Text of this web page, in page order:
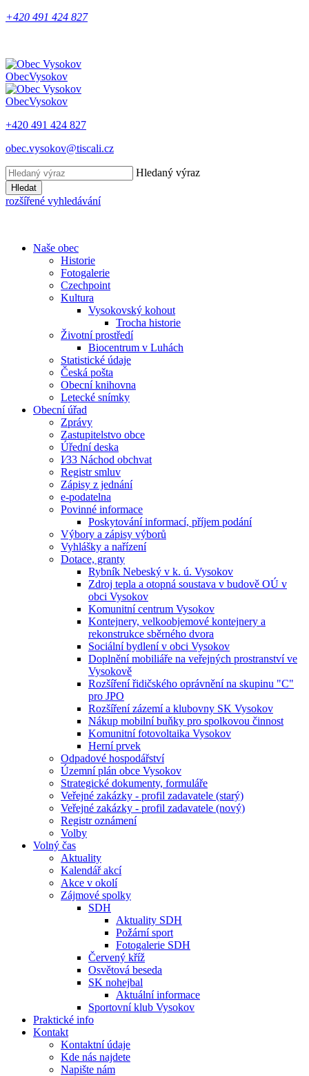
+420 491 424 827
ObecVysokov
ObecVysokov
+420 491 424 827
obec.vysokov@tiscali.cz
Hledaný výraz
Hledat
rozšířené vyhledávání
Naše obec
Historie
Fotogalerie
Czechpoint
Kultura
Vysokovský kohout
Trocha historie
Životní prostředí
Biocentrum v Luhách
Statistické údaje
Česká pošta
Obecní knihovna
Letecké snímky
Obecní úřad
Zprávy
Zastupitelstvo obce
Úřední deska
I⁄33 Náchod obchvat
Registr smluv
Zápisy z jednání
e-podatelna
Povinné informace
Poskytování informací, příjem podání
Výbory a zápisy výborů
Vyhlášky a nařízení
Dotace, granty
Rybník Nebeský v k. ú. Vysokov
Zdroj tepla a otopná soustava v budově OÚ v
obci Vysokov
Komunitní centrum Vysokov
Kontejnery, velkoobjemové kontejnery a
rekonstrukce sběrného dvora
Sociální bydlení v obci Vysokov
Doplnění mobiliáře na veřejných prostranství ve
Vysokově
Rozšíření řidičského oprávnění na skupinu "C"
pro JPO
Rozšíření zázemí a klubovny SK Vysokov
Nákup mobilní buňky pro spolkovou činnost
Komunitní fotovoltaika Vysokov
Herní prvek
Odpadové hospodářství
Územní plán obce Vysokov
Strategické dokumenty, formuláře
Veřejné zakázky - profil zadavatele (starý)
Veřejné zakázky - profil zadavatele (nový)
Registr oznámení
Volby
Volný čas
Aktuality
Kalendář akcí
Akce v okolí
Zájmové spolky
SDH
Aktuality SDH
Požární sport
Fotogalerie SDH
Červený kříž
Osvětová beseda
SK nohejbal
Aktuální informace
Sportovní klub Vysokov
Praktické info
Kontakt
Kontaktní údaje
Kde nás najdete
Napište nám